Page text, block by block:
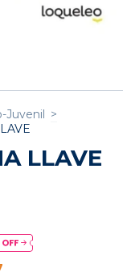
Juvenil >
LLAVE